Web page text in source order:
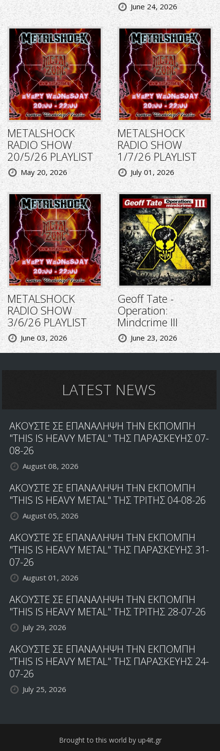
June 24, 2026
METALSHOCK
RADIO SHOW
20/5/26 PLAYLIST
May 20, 2026
METALSHOCK
RADIO SHOW
1/7/26 PLAYLIST
July 01, 2026
METALSHOCK
RADIO SHOW
3/6/26 PLAYLIST
June 03, 2026
Geoff Tate -
Operation:
Mindcrime III
June 23, 2026
LATEST NEWS
ΑΚΟΥΣΤΕ ΣΕ ΕΠΑΝΑΛΗΨΗ ΤΗΝ ΕΚΠΟΜΠΗ
"THIS IS HEAVY METAL" ΤΗΣ ΠΑΡΑΣΚΕΥΗΣ 07-
08-26
August 08, 2026
ΑΚΟΥΣΤΕ ΣΕ ΕΠΑΝΑΛΗΨΗ ΤΗΝ ΕΚΠΟΜΠΗ
"THIS IS HEAVY METAL" ΤΗΣ ΤΡΙΤΗΣ 04-08-26
August 05, 2026
ΑΚΟΥΣΤΕ ΣΕ ΕΠΑΝΑΛΗΨΗ ΤΗΝ ΕΚΠΟΜΠΗ
"THIS IS HEAVY METAL" ΤΗΣ ΠΑΡΑΣΚΕΥΗΣ 31-
07-26
August 01, 2026
ΑΚΟΥΣΤΕ ΣΕ ΕΠΑΝΑΛΗΨΗ ΤΗΝ ΕΚΠΟΜΠΗ
"THIS IS HEAVY METAL" ΤΗΣ ΤΡΙΤΗΣ 28-07-26
July 29, 2026
ΑΚΟΥΣΤΕ ΣΕ ΕΠΑΝΑΛΗΨΗ ΤΗΝ ΕΚΠΟΜΠΗ
"THIS IS HEAVY METAL" ΤΗΣ ΠΑΡΑΣΚΕΥΗΣ 24-
07-26
July 25, 2026
Brought to this world by up4it.gr